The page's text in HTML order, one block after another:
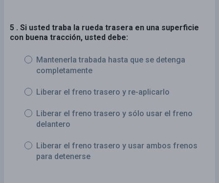
5 . Si usted traba la rueda trasera en una superficie
con buena tracción, usted debe:
Mantenerla trabada hasta que se detenga
completamente
Liberar el freno trasero y re-aplicarlo
Liberar el freno trasero y sólo usar el freno
delantero
Liberar el freno trasero y usar ambos frenos
para detenerse